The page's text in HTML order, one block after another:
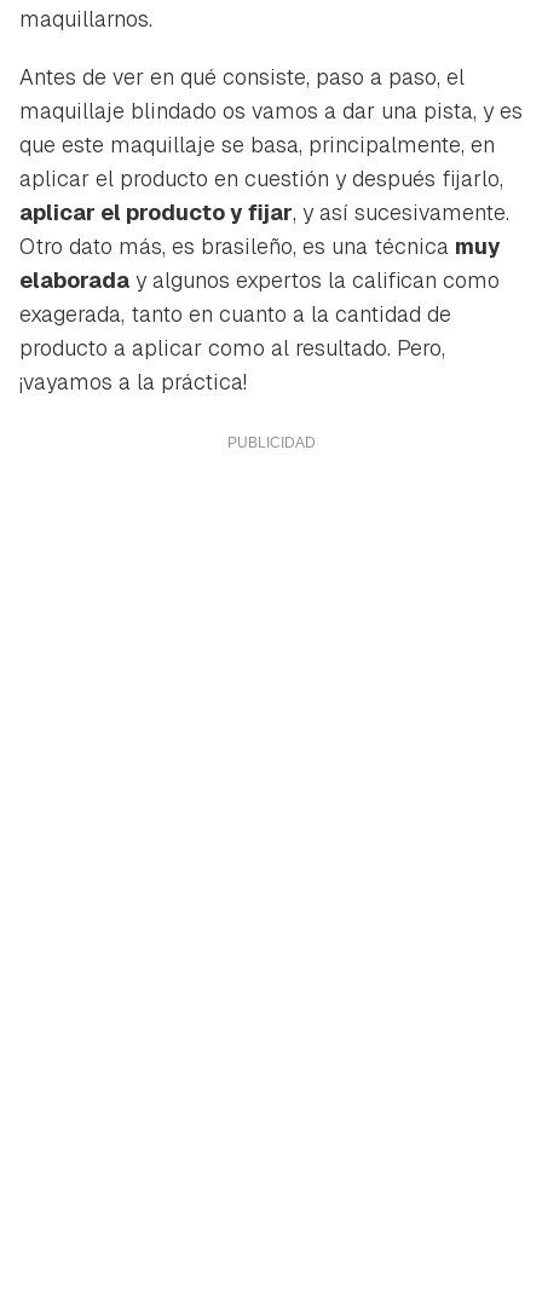
maquillarnos.
Antes de ver en qué consiste, paso a paso, el
maquillaje blindado os vamos a dar una pista, y es
que este maquillaje se basa, principalmente, en
aplicar el producto en cuestión y después fijarlo,
aplicar el producto y fijar, y así sucesivamente.
Otro dato más, es brasileño, es una técnica muy
elaborada y algunos expertos la califican como
exagerada, tanto en cuanto a la cantidad de
producto a aplicar como al resultado. Pero,
¡vayamos a la práctica!